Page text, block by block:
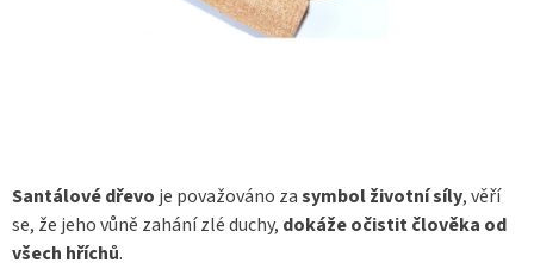
Santálové dřevoje považováno zasymbol životní síly, věří
se, že jeho vůně zahání zlé duchy, dokáže očistit člověka od
všech hříchů.